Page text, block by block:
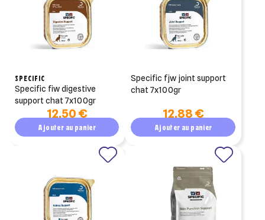
SPECIFIC
specific fiw digestive
support chat 7x100gr
12,50 €
Ajouter au panier
specific fjw joint support
chat 7x100gr
12,88 €
Ajouter au panier